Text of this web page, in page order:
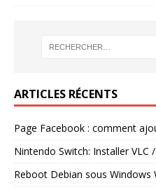
ARTICLES RÉCENTS
Page Facebook : comment
Nintendo Switch: Installer VLC
Reboot Debian sous Windows